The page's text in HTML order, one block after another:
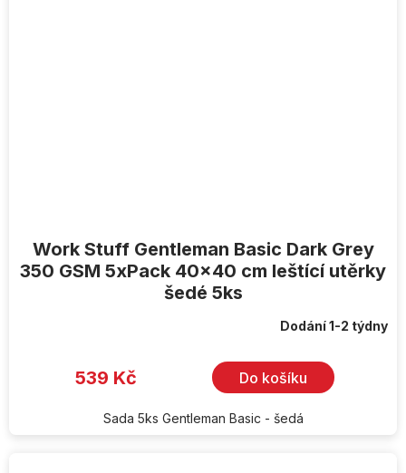
Work Stuff Gentleman Basic Dark Grey
350 GSM 5xPack 40x40 cm leštící utěrky
šedé 5ks
Dodání 1-2 týdny
539 Kč Do košíku
Sada 5ks Gentleman Basic - šedá